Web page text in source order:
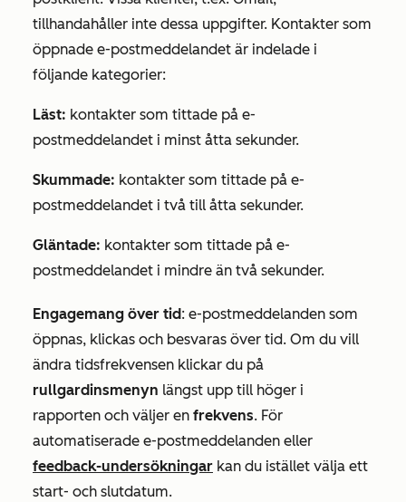
tillhandahåller inte dessa uppgifter. Kontakter som
öppnade e-postmeddelandet är indelade i
följande kategorier:
Läst: kontakter som tittade på e-
postmeddelandet i minst åtta sekunder.
Skummade: kontakter som tittade på e-
postmeddelandet i två till åtta sekunder.
Gläntade: kontakter som tittade på e-
postmeddelandet i mindre än två sekunder.
Engagemang över tid: e-postmeddelanden som
öppnas, klickas och besvaras över tid. Om du vill
ändra tidsfrekvensen klickar du på
rullgardinsmenyn längst upp till höger i
rapporten och väljer en frekvens. För
automatiserade e-postmeddelanden eller
feedback-undersökningar kan du istället välja ett
start- och slutdatum.